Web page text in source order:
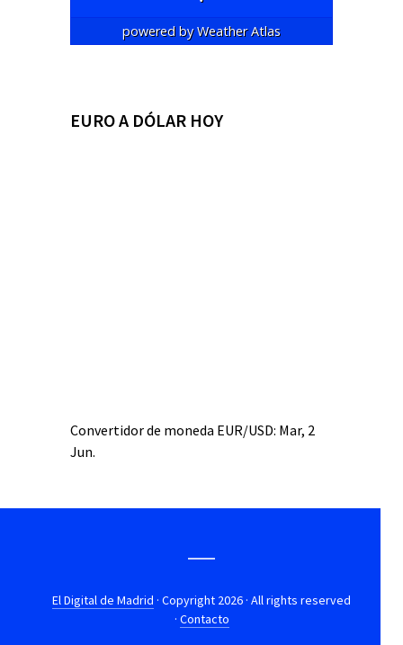
powered byWeather Atlas
EURO A DÓLAR HOY
Convertidor de moneda EUR/USD: Mar, 2
Jun.
El Digital de Madrid · Copyright 2026 · All rights reserved
· Contacto